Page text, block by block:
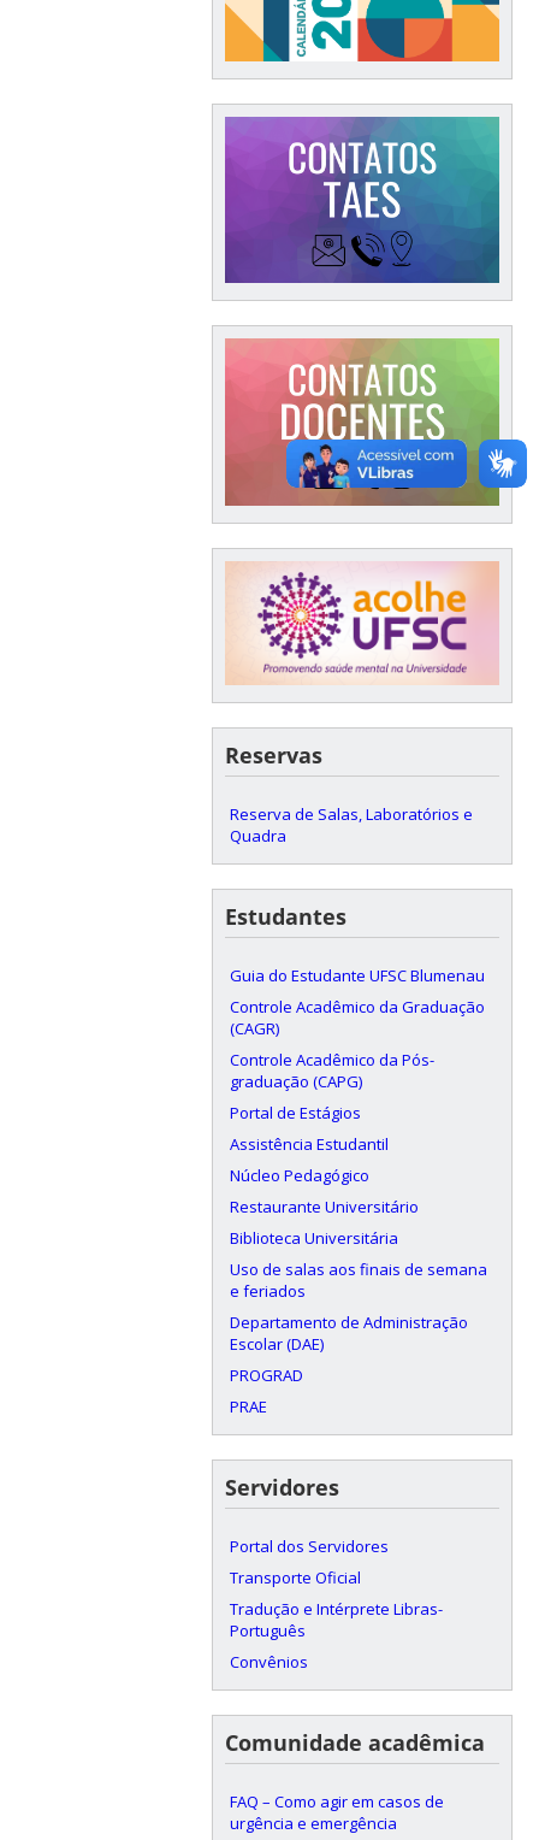
Reservas
Reserva de Salas, Laboratórios e
Quadra
Estudantes
Guia do Estudante UFSC Blumenau
Controle Acadêmico da Graduação
(CAGR)
Controle Acadêmico da Pós-
graduação (CAPG)
Portal de Estágios
Assistência Estudantil
Núcleo Pedagógico
Restaurante Universitário
Biblioteca Universitária
Uso de salas aos finais de semana
e feriados
Departamento de Administração
Escolar (DAE)
PROGRAD
PRAE
Servidores
Portal dos Servidores
Transporte Oficial
Tradução e Intérprete Libras-
Português
Convênios
Comunidade acadêmica
FAQ – Como agir em casos de
urgência e emergência